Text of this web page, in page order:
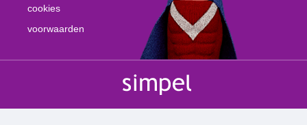
cookies
voorwaarden